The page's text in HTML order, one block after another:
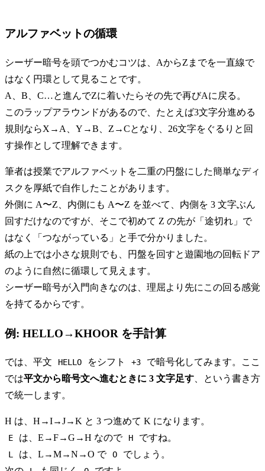
アルファベットの循環
シーザー暗号を頭でつかむコツは、AからZまでを一直線で
はなく円環として見ることです。
A、B、C…と進んでZに着いたらその先で再びAに戻る。
このラップアラウンドがあるので、たとえば3文字分進める
規則ならX→A、Y→B、Z→Cとなり、26文字をぐるりと回
す操作として理解できます。
筆者は授業でアルファベットを二重の円盤にした簡単なディ
スクを厚紙で自作したことがあります。
外側に A〜Z、内側にも A〜Z を並べて、内側を 3 文字ぶん
回すだけなのですが、そこで初めて Z の先が「途切れ」で
はなく「つながっている」と手で分かりました。
紙の上では小さな規則でも、円盤を回すと遊園地の回転ドア
のように自然に循環して見えます。
シーザー暗号が入門向きなのは、理屈より先にこの回る感覚
を持てるからです。
例: HELLO→KHOOR を手計算
では、平文 HELLO をシフト +3
で暗号化してみます。ここ
では平文から暗号文へ進むときに 3 文字足す 、という書き方
で統一します。
H は、H→I→J→K と 3 つ進めて K になります。
E は、E→F→G→H なので H ですね。
L は、L→M→N→O で O
でしょう。